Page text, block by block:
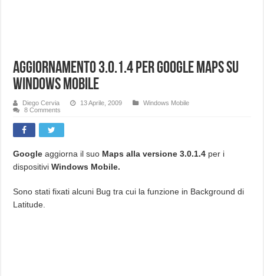
Aggiornamento 3.0.1.4 per Google Maps su
Windows Mobile
Diego Cervia 13 Aprile, 2009
Windows Mobile
8 Comments
Google aggiorna il suo Maps alla versione 3.0.1.4 per i
dispositiviWindows Mobile.
Sono stati fixati alcuni Bug tra cui la funzione in Background di
Latitude.